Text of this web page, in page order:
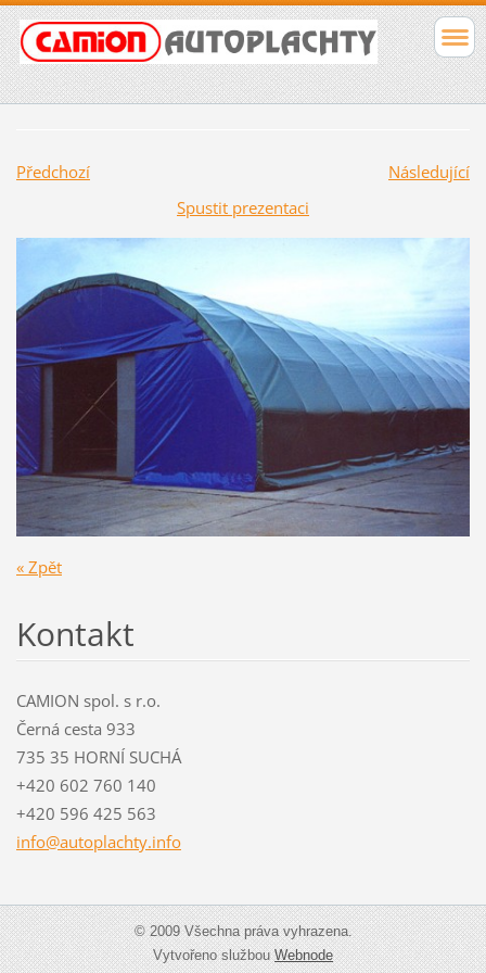
Předchozí
Následující
Spustit prezentaci
« Zpět
Kontakt
CAMION spol. s r.o.
Černá cesta 933
735 35 HORNÍ SUCHÁ
+420 602 760 140
+420 596 425 563
info@autoplachty.info
© 2009 Všechna práva vyhrazena.
Vytvořeno službouWebnode